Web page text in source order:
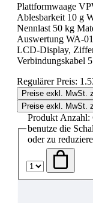
Plattformwaage
Ablesbarkeit 10 g
Nennlast 50 kg
Auswertung WA-
LCD-Display,
Verbindungskabel
Regulärer Preis:
Preise exkl. MwSt.
Preise exkl. MwSt.
Produkt Anzahl:
benutze die
oder zu